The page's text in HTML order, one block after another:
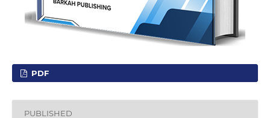
PDF
PUBLISHED